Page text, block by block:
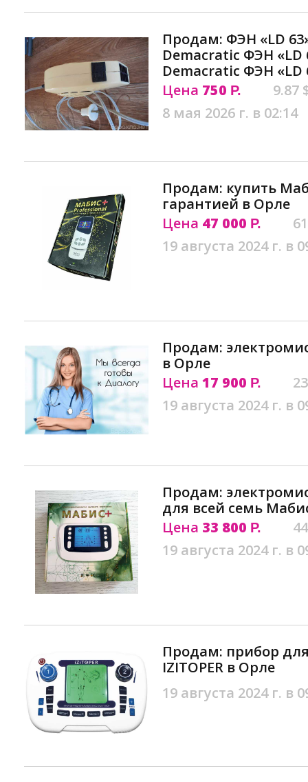
Продам: ФЭН «LD
Demacratic ФЭН «LD
Demacratic ФЭН «LD
Цена 750 Р.
9.87
8 мая 2026 г. в 02:14
Продам: купить
гарантией в Орле
Цена 47 000 Р.
19 августа 2024 г. в
Продам:
в Орле
Цена 17 900 Р.
19 августа 2024 г. в
Продам:
для всей семь
Цена 33 800 Р.
19 августа 2024 г. в
Продам: прибор
IZITOPER в Орле
19 августа 2024 г. в